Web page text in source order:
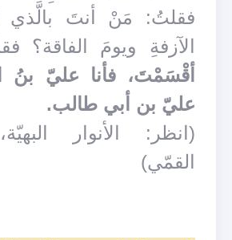
فقلتُ: مَنْ أنتَ بالَّذي
الآزفةِ ويومَ الفاقة؟
أقْسَمْتَ، فأنا عليّ بنُ
عليّ بن أبي طالب.
(انظر: الأنوار
القمّي)